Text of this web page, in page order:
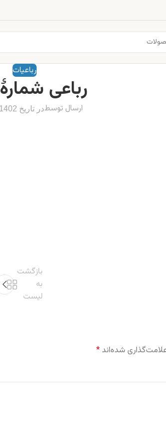
رباعیات
رباعی شمارهٔ ۳۵۵
ارسال توسطدر تاریخ 1402-12-19
بازگشت
به
لیست
شده‌اند *